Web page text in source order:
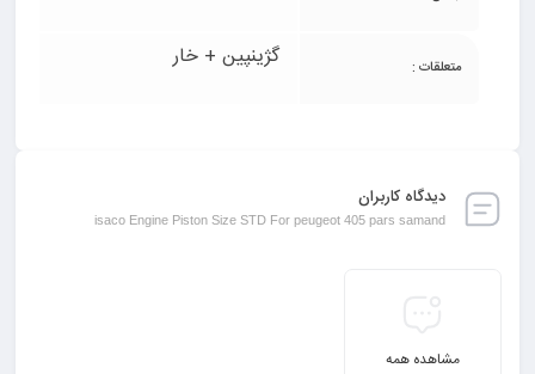
متعلقات : گژینپین + خار
دیدگاه کاربران
isaco Engine Piston Size STD For peugeot 405 pars samand
مشاهده همه